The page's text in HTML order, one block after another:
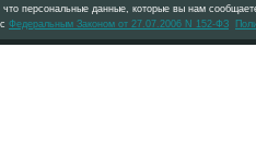
персональные данные, которые вы нам
Федеральным Законом от 27.07.2006 N 152-ФЗ